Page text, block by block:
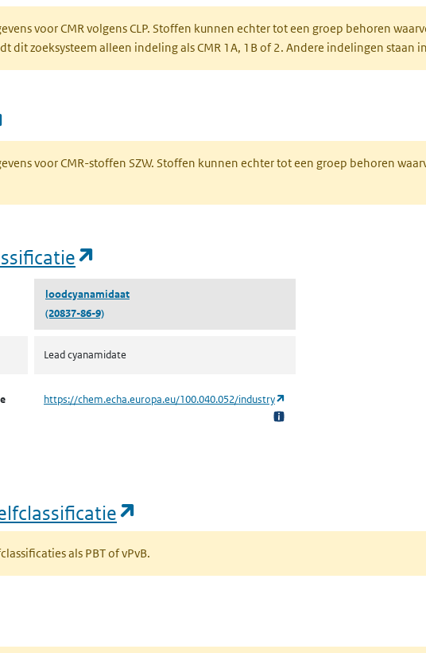
voor CMR volgens CLP. Stoffen kunnen echter tot een groep behoren
dit zoeksysteem alleen indeling als CMR 1A, 1B of 2. Andere indelingen staan
voor CMR-stoffen SZW. Stoffen kunnen echter tot een groep behoren
loodcyanamidaat
(20837-86-9)
Lead cyanamidate
https://chem.echa.europa.eu/100.040.052/industry
als PBT of vPvB.